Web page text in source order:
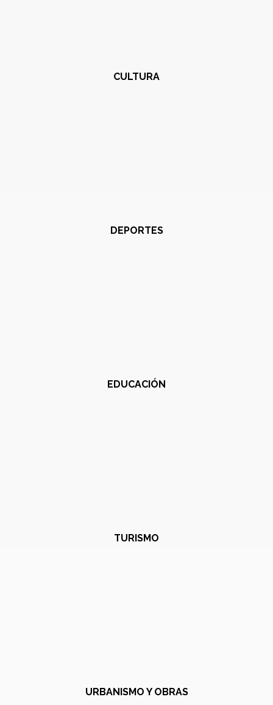
CULTURA
DEPORTES
EDUCACIÓN
TURISMO
URBANISMO Y OBRAS